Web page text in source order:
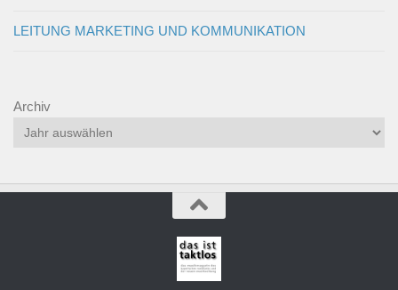
LEITUNG MARKETING UND KOMMUNIKATION
Archiv